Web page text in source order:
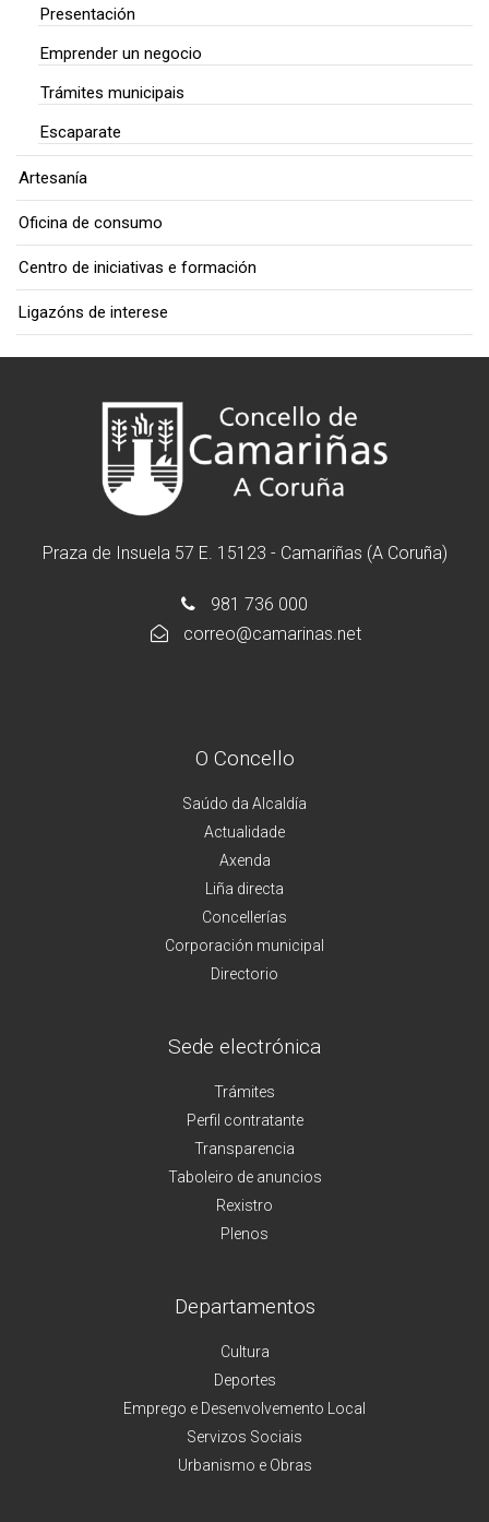
Presentación
Emprender un negocio
Trámites municipais
Escaparate
Artesanía
Oficina de consumo
Centro de iniciativas e formación
Ligazóns de interese
Praza de Insuela 57 E. 15123 - Camariñas (A Coruña)
981 736 000
correo@camarinas.net
O Concello
Saúdo da Alcaldía
Actualidade
Axenda
Liña directa
Concellerías
Corporación municipal
Directorio
Sede electrónica
Trámites
Perfil contratante
Transparencia
Taboleiro de anuncios
Rexistro
Plenos
Departamentos
Cultura
Deportes
Emprego e Desenvolvemento Local
Servizos Sociais
Urbanismo e Obras